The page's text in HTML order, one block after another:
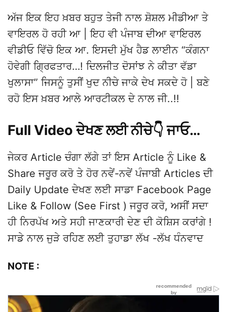
ਅੱਜ ਇਕ ਇਹ ਖ਼ਬਰ ਬਹੁਤ ਤੇਜੀ ਨਾਲ ਸ਼ੋਸ਼ਲ ਮੀਡੀਆ ਤੇ
ਵਾਇਰਲ ਹੋ ਰਹੀ ਆ | ਇਹ ਵੀ ਪੰਜਾਬ ਦੀਆ ਵਾਇਰਲ
ਵੀਡੀਓ ਵਿੱਚੋ ਇਕ ਆ. ਇਸਦੀ ਮੁੱਖ ਹੈਡ ਲਾਈਨ “ਕੰਗਨਾ
ਹੋਵੇਗੀ ਗ੍ਰਿਫਤਾਰ…! ਦਿਲਜੀਤ ਦੋਸਾਂਝ ਨੇ ਕੀਤਾ ਵੱਡਾ
ਖੁਲਾਸਾ” ਜਿਸਨੂੰ ਤੁਸੀਂ ਖੁਦ ਨੀਚੇ ਜਾਕੇ ਦੇਖ ਸਕਦੇ ਹੋ | ਬਣੇ
ਰਹੋ ਇਸ ਖ਼ਬਰ ਆਲੇ ਆਰਟੀਕਲ ਦੇ ਨਾਲ ਜੀ..!!
Full Video ਦੇਖਣ ਲਈ ਨੀਚੇ👇 ਜਾਓ…
ਜੇਕਰ Article ਚੰਗਾ ਲੱਗੇ ਤਾਂ ਇਸ Article ਨੂੰ Like &
Share ਜਰੂਰ ਕਰੋ ਤੇ ਹੋਰ ਨਵੇਂ-ਨਵੇਂ ਪੰਜਾਬੀ Articles ਦੀ
Daily Update ਦੇਖਣ ਲਈ ਸਾਡਾ Facebook Page
Like & Follow (See First ) ਜਰੂਰ ਕਰੋ, ਅਸੀਂ ਸਦਾ
ਹੀ ਨਿਰਪੱਖ ਅਤੇ ਸਹੀ ਜਾਣਕਾਰੀ ਦੇਣ ਦੀ ਕੋਸ਼ਿਸ ਕਰਾਂਗੇ !
ਸਾਡੇ ਨਾਲ ਜੁੜੇ ਰਹਿਣ ਲਈ ਤੁਹਾਡਾ ਲੱਖ -ਲੱਖ ਧੰਨਵਾਦ
NOTE :